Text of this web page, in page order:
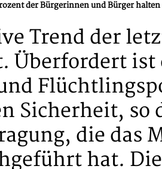
der Bürgerinnen und Bürger
Trend der
Überfordert ist
Sicherheit, so
die das
hat.